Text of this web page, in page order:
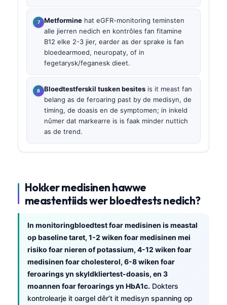
Metformine hat eGFR-monitoring teminsten
alle jierren nedich en kontrôles fan fitamine
B12 elke 2-3 jier, earder as der sprake is fan
bloedearmoed, neuropaty, of in
fegetarysk/feganesk dieet.
Bloedtestferskil tusken besites is it meast fan
belang as de feroaring past by de medisyn, de
timing, de doasis en de symptomen; in inkeld
nûmer dat markearre is is faak minder nuttich
as de trend.
Hokker medisinen hawwe
meastentiids wer bloedtests nedich?
In monitoringbloedtest foar medisinen is meastal
op baseline taret, 1-2 wiken foar medisinen mei
risiko foar nieren of potassium, 4-12 wiken foar
medisinen foar cholesterol, 6-8 wiken foar
feroarings yn skyldkliertest-doasis, en 3
moannen foar feroarings yn HbA1c. Dokters
kontrolearje it oargel dêr’t it medisyn spanning op